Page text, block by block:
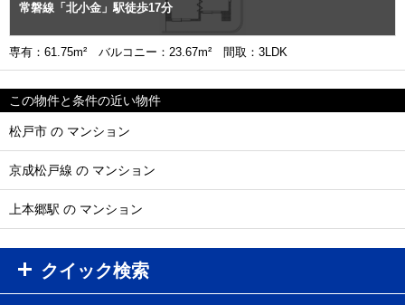
常磐線「北小金」駅徒歩17分
専有：61.75m² バルコニー：23.67m² 間取：3LDK
この物件と条件の近い物件
松戸市 の マンション
京成松戸線 の マンション
上本郷駅 の マンション
クイック検索